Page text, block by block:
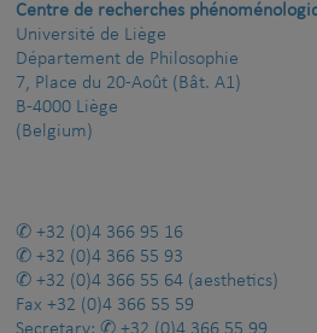
Centre de recherches
Université de Liège
Département de Philosophie
7, Place du 20-Août (Bât. A1)
B-4000 Liège
(Belgium)
+32 (0)4 366 95 16
+32 (0)4 366 55 93
+32 (0)4 366 55 64 (aesthetics)
Fax +32 (0)4 366 55 59